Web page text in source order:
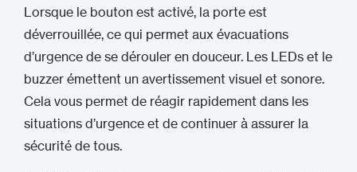
Lorsque le bouton est activé, la porte est
déverrouillée, ce qui permet aux évacuations
d’urgence de se dérouler en douceur. Les LEDs et le
buzzer émettent un avertissement visuel et sonore.
Cela vous permet de réagir rapidement dans les
situations d’urgence et de continuer à assurer la
sécurité de tous.